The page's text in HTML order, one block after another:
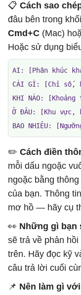
📋 Cách sao
đâu bên trong
Cmd+C (Mac)
Hoặc sử dụng
AI: [Phân khúc
CÁI GÌ: [Chỉ số,
KHI NÀO:
Ở ĐÂU: [Khu vực,
BAO NHIÊU:
✏️ ​​ Cách điền
mỗi dấu ngoặc
ngoặc bằng
của bạn. Thông
mơ hồ — hãy cụ
👀 Những gì bạn
sẽ trả về phản
trên. Hãy đọc kỹ
câu trả lời cuối
📌 Nên làm gì